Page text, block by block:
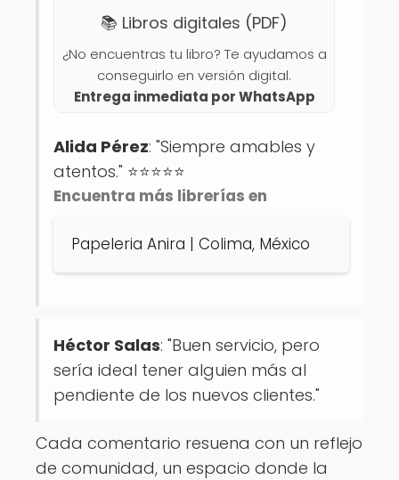
📚 Libros digitales (PDF)
¿No encuentras tu libro? Te ayudamos a
conseguirlo en versión digital.
Entrega inmediata por WhatsApp
Alida Pérez: "Siempre amables y
atentos." ⭐️⭐️⭐️⭐️⭐️
Encuentra más librerías en
Papeleria Anira | Colima, México
Héctor Salas: "Buen servicio, pero
sería ideal tener alguien más al
pendiente de los nuevos clientes."
Cada comentario resuena con un reflejo
de comunidad, un espacio donde la